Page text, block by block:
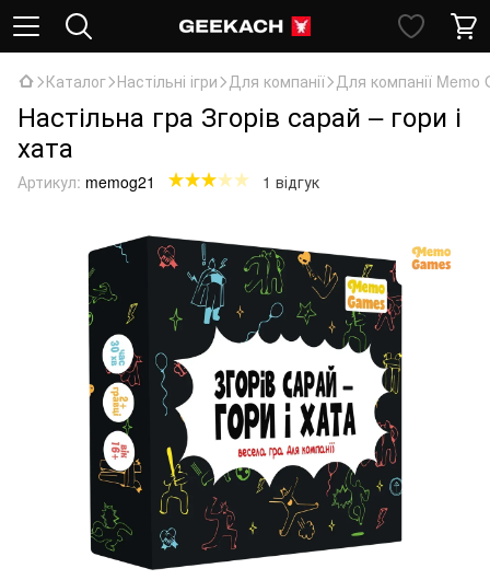
Каталог Настільні ігри Для компанії Для компанії Memo
Настільна гра Згорів сарай – гори і
хата
Артикул: memog21 1 відгук